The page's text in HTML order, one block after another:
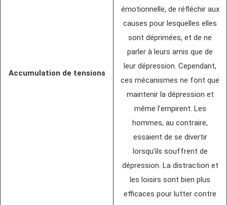
Accumulation de tensions
émotionnelle, de réfléchir aux
causes pour lesquelles elles
sont déprimées, et de ne
parler à leurs amis que de
leur dépression. Cependant,
ces mécanismes ne font que
maintenir la dépression et
même l’empirent. Les
hommes, au contraire,
essaient de se divertir
lorsqu’ils souffrent de
dépression. La distraction et
les loisirs sont bien plus
efficaces pour lutter contre